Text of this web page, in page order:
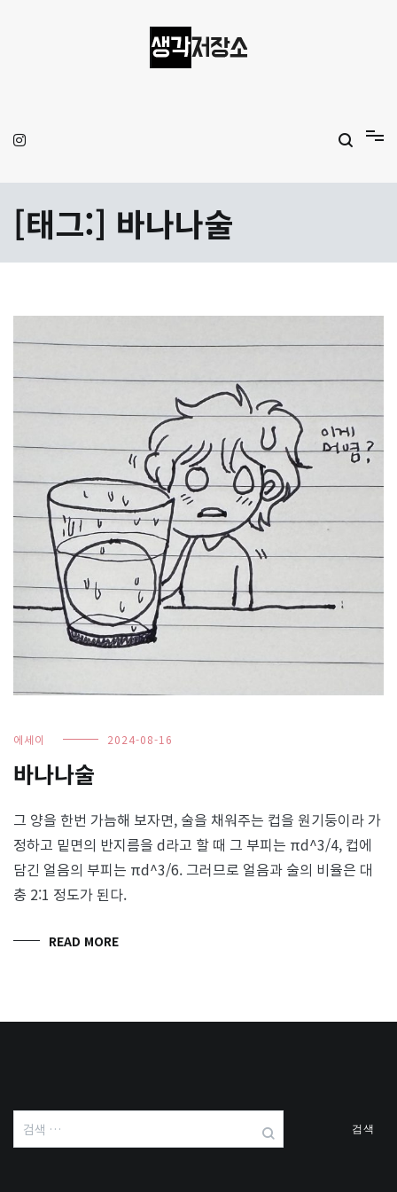
[태그:] 바나나술
에세이 2024-08-16
바나나술
그 양을 한번 가늠해 보자면, 술을 채워주는 컵을 원기둥이라 가
정하고 밑면의 반지름을 d라고 할 때 그 부피는 πd^3/4, 컵에
담긴 얼음의 부피는 πd^3/6. 그러므로 얼음과 술의 비율은 대
충 2:1 정도가 된다.
READ MORE
검
색: